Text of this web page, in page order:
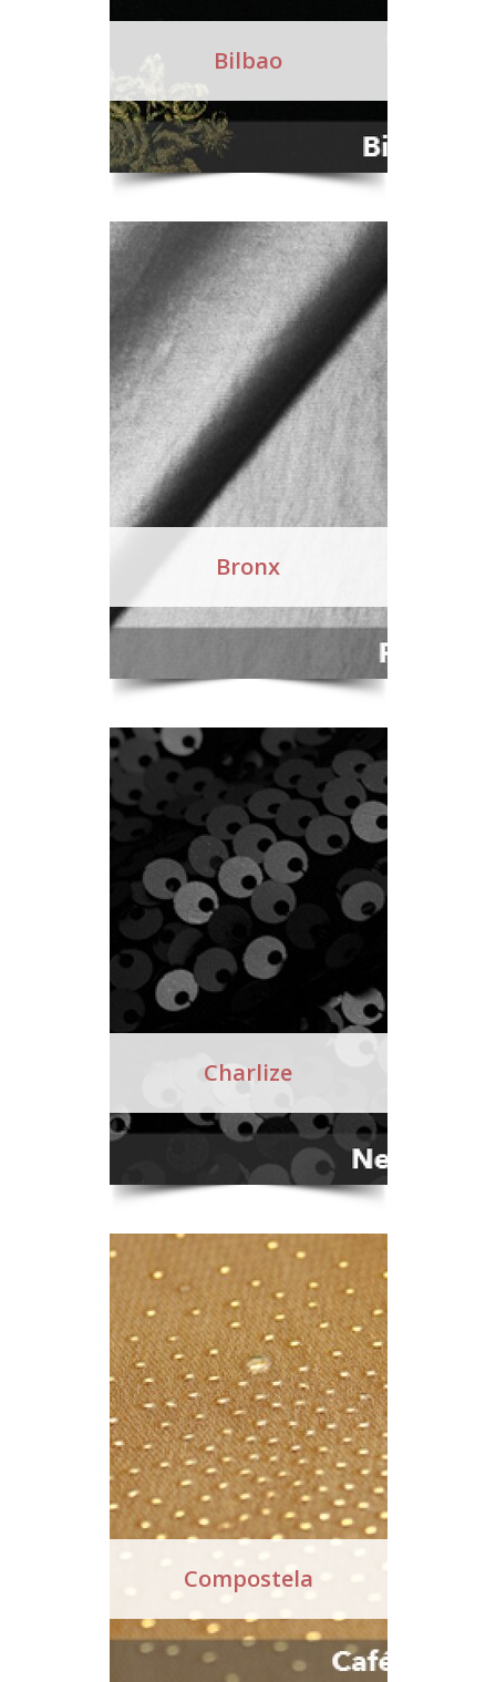
Bilbao
Bronx
Charlize
Compostela